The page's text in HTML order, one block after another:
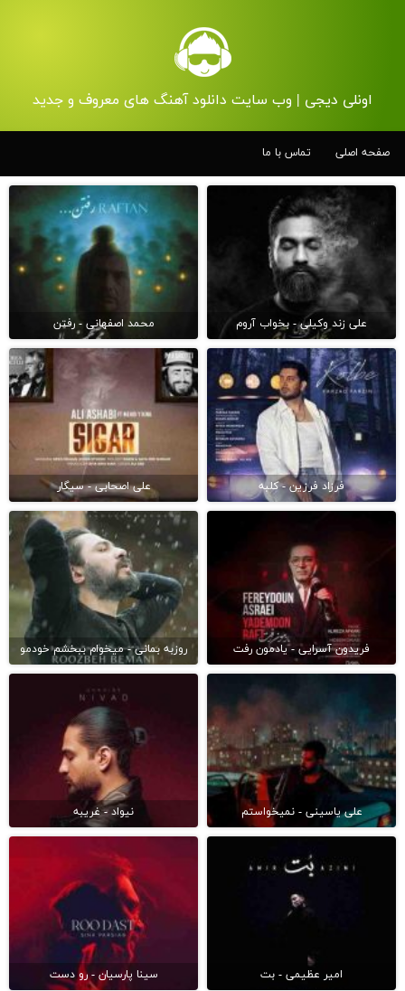
اونلی دیجی | وب سایت دانلود آهنگ های معروف و جدید
صفحه اصلی تماس با ما
علی زند وکیلی - بخواب آروم محمد اصفهانی - رفتن
فرزاد فرزین - کلبه علی اصحابی - سیگار
فریدون آسرایی - یادمون رفت روزبه بمانی - میخوام ببخشم خودمو
علی یاسینی - نمیخواستم نیواد - غریبه
امیر عظیمی - بت سینا پارسیان - رو دست